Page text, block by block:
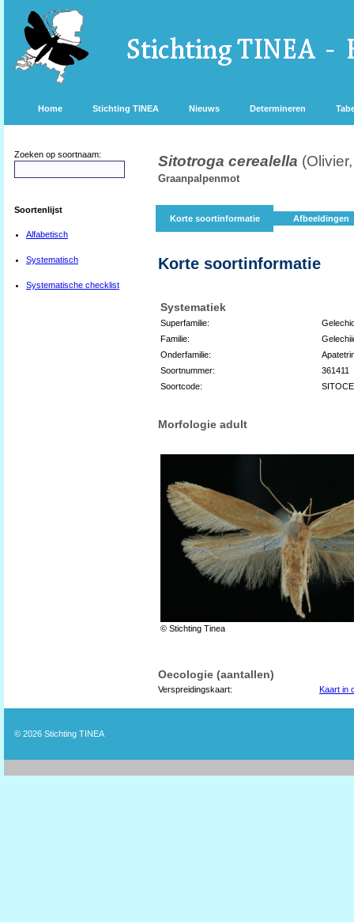
Home Stichting TINEA Nieuws Determineren
Zoeken op soortnaam:
Soortenlijst
Alfabetisch
Systematisch
Systematische checklist
Sitotroga cerealella
Graanpalpenmot
Korte soortinformatie Afbeeldingen
Korte soortinformatie
Systematiek
Superfamilie:
Familie:
Onderfamilie:
Soortnummer:
361411
Soortcode:
Morfologie adult
© Stichting Tinea
Oecologie (aantallen)
Verspreidingskaart: Kaart in
© 2026 Stichting TINEA